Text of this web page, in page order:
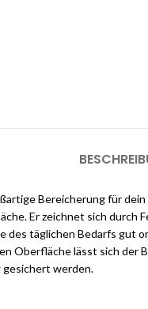
Bereicherung für
Er zeichnet sich durch
des täglichen Bedarfs
Oberfläche lässt sich der
werden.